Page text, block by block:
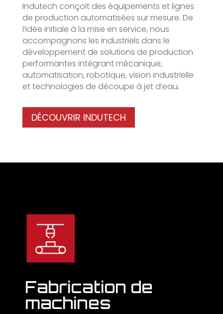
Indutech conçoit des équipements et lignes
de production automatisées sur mesure. De
l’idée initiale à la mise en service, nous
accompagnons les industriels dans le
développement de solutions de production
performantes intégrant mécanique,
automatisation, robotique, vision industrielle
et technologies de découpe à jet d’eau.
DÉCOUVRIR INDUTECH
Fabrication de
machines